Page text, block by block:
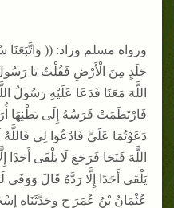
ورواه مسلم وزاد: ((
جَلَدٍ مِنَ الْأَرْضِ فَقُلْتُ يَا رَسُولَ
اللَّهَ مَعَنَا فَدَعَا عَلَيْهِ رَسُولُ
فَارْتَطَمَتْ فَرَسُهُ إِلَى بَطْنِهَا
دَعَوْتُمَا عَلَيَّ فَادْعُوَا لِي
اللَّهَ فَنَجَا فَرَجَعَ لَا يَلْقَى أَحَدًا
يَلْقَى أَحَدًا إِلَّا رَدَّهُ قَالَ وَوَفَى
عُثْمَانُ بْنُ عُمَرَ ح وحَدَّثَنَاه